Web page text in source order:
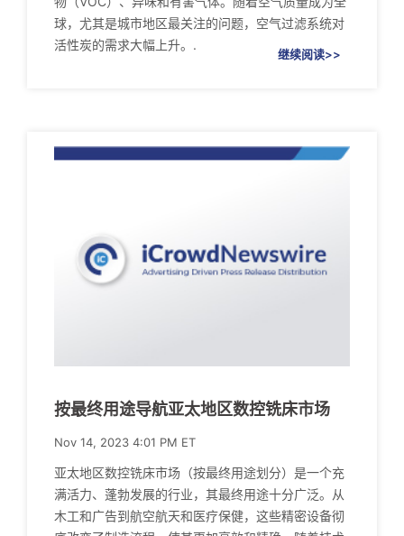
球，尤其是城市地区最关注的问题，空气过滤系统对
活性炭的需求大幅上升。.
继续阅读>>
按最终用途导航亚太地区数控铣床市场
Nov 14, 2023 4:01 PM ET
亚太地区数控铣床市场（按最终用途划分）是一个充
满活力、蓬勃发展的行业，其最终用途十分广泛。从
木工和广告到航空航天和医疗保健，这些精密设备彻